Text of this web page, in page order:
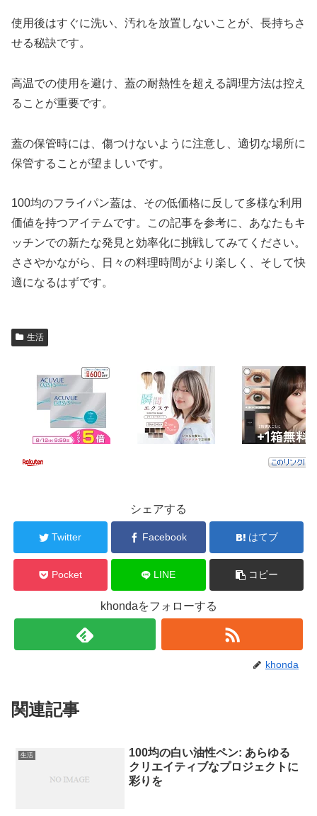
使用後はすぐに洗い、汚れを放置しないことが、長持ちさ
せる秘訣です。
高温での使用を避け、蓋の耐熱性を超える調理方法は控え
ることが重要です。
蓋の保管時には、傷つけないように注意し、適切な場所に
保管することが望ましいです。
100均のフライパン蓋は、その低価格に反して多様な利用
価値を持つアイテムです。この記事を参考に、あなたもキ
ッチンでの新たな発見と効率化に挑戦してみてください。
ささやかながら、日々の料理時間がより楽しく、そして快
適になるはずです。
生活
シェアする
Twitter Facebook はてブ
Pocket LINE コピー
khondaをフォローする
khonda
関連記事
生活
100均の白い油性ペン: あらゆる
クリエイティブなプロジェクトに
彩りを